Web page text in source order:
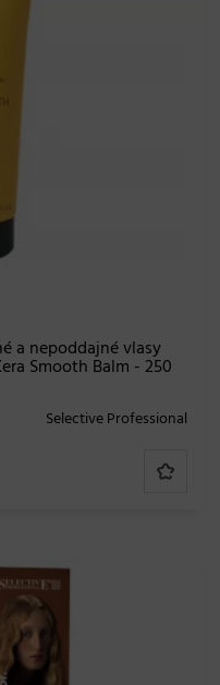
a nepoddajné vlasy
Smooth Balm - 250
Selective Professional